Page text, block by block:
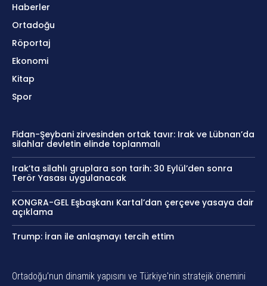
Haberler
Ortadoğu
Röportaj
Ekonomi
Kitap
Spor
Fidan-Şeybani zirvesinden ortak tavır: Irak ve Lübnan’da
silahlar devletin elinde toplanmalı
Irak’ta silahlı gruplara son tarih: 30 Eylül’den sonra
Terör Yasası uygulanacak
KONGRA-GEL Eşbaşkanı Kartal’dan çerçeve yasaya dair
açıklama
Trump: İran ile anlaşmayı tercih ettim
Ortadoğu’nun dinamik yapısını ve Türkiye'nin stratejik önemini